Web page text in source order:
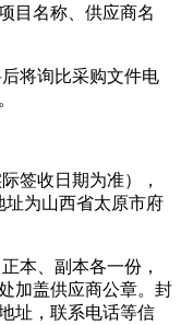
目名称、供应商名
将询比采购文件电
签收日期为准），
址为山西省太原市府
本、副本各一份，
加盖供应商公章。封
址，联系电话等信